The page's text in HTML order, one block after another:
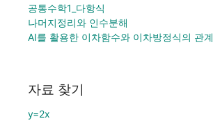
공통수학1_다항식
나머지정리와 인수분해
AI를 활용한 이차함수와 이차방정식의 관
자료 찾기
y=2x